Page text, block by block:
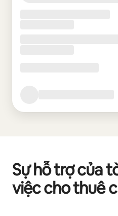
Sự hỗ trợ của
việc cho thuê